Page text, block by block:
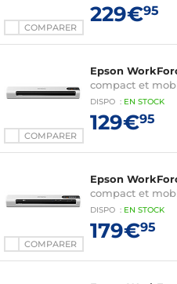
COMPARER
229€95
COMPARER
Epson
compact et
DISPO : EN STOCK
129€95
COMPARER
Epson
compact et
DISPO : EN STOCK
179€95